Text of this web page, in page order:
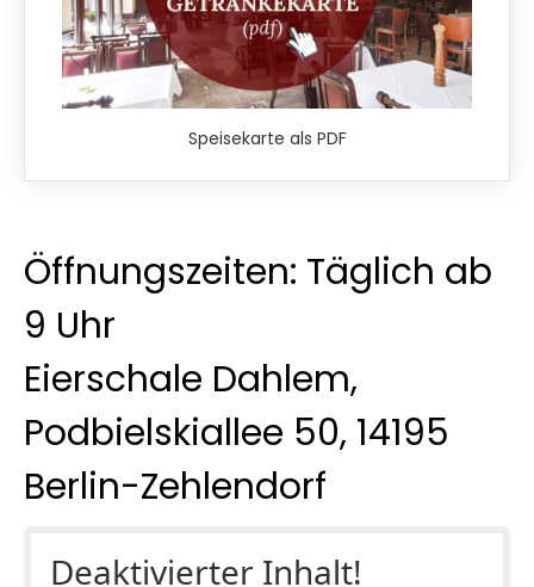
Speisekarte als PDF
Öffnungszeiten: Täglich ab
9 Uhr
Eierschale Dahlem,
Podbielskiallee 50, 14195
Berlin-Zehlendorf
Deaktivierter Inhalt!